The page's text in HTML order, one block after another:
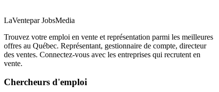
LaVentepar JobsMedia
Trouvez votre emploi en vente et représentation parmi les meilleures
offres au Québec. Représentant, gestionnaire de compte, directeur
des ventes. Connectez-vous avec les entreprises qui recrutent en
vente.
Chercheurs d'emploi